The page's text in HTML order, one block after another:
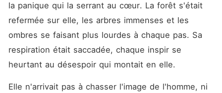
la panique qui la serrant au cœur. La forêt s'était
refermée sur elle, les arbres immenses et les
ombres se faisant plus lourdes à chaque pas. Sa
respiration était saccadée, chaque inspir se
heurtant au désespoir qui montait en elle.
Elle n'arrivait pas à chasser l'image de l'homme, ni